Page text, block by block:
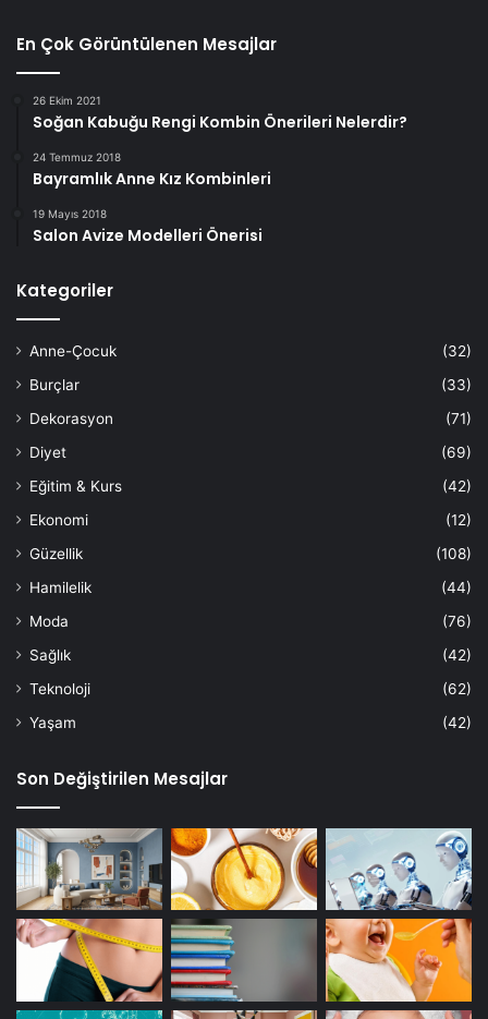
En Çok Görüntülenen Mesajlar
26 Ekim 2021
Soğan Kabuğu Rengi Kombin Önerileri Nelerdir?
24 Temmuz 2018
Bayramlık Anne Kız Kombinleri
19 Mayıs 2018
Salon Avize Modelleri Önerisi
Kategoriler
Anne-Çocuk
(32)
Burçlar
(33)
Dekorasyon
(71)
Diyet
(69)
Eğitim & Kurs
(42)
Ekonomi
(12)
Güzellik
(108)
Hamilelik
(44)
Moda
(76)
Sağlık
(42)
Teknoloji
(62)
Yaşam
(42)
Son Değiştirilen Mesajlar